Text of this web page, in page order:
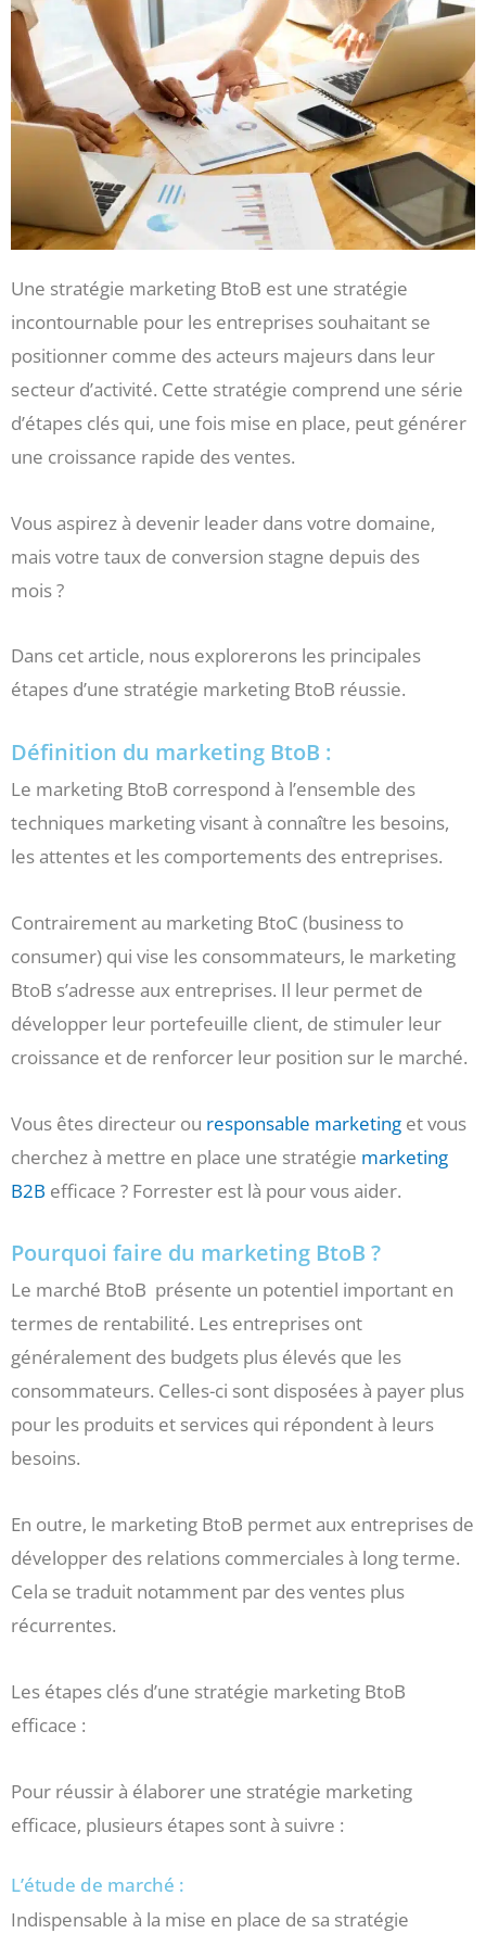
Une stratégie marketing BtoB est une stratégie
incontournable pour les entreprises souhaitant se
positionner comme des acteurs majeurs dans leur
secteur d’activité. Cette stratégie comprend une série
d’étapes clés qui, une fois mise en place, peut générer
une croissance rapide des ventes.
Vous aspirez à devenir leader dans votre domaine,
mais votre taux de conversion stagne depuis des
mois ?
Dans cet article, nous explorerons les principales
étapes d’une stratégie marketing BtoB réussie.
Définition du marketing BtoB :
Le marketing BtoB correspond à l’ensemble des
techniques marketing visant à connaître les besoins,
les attentes et les comportements des entreprises.
Contrairement au marketing BtoC (business to
consumer) qui vise les consommateurs, le marketing
BtoB s’adresse aux entreprises. Il leur permet de
développer leur portefeuille client, de stimuler leur
croissance et de renforcer leur position sur le marché.
Vous êtes directeur ou responsable marketing et vous
cherchez à mettre en place une stratégie marketing
B2B efficace ? Forrester est là pour vous aider.
Pourquoi faire du marketing BtoB ?
Le marché BtoB présente un potentiel important en
termes de rentabilité. Les entreprises ont
généralement des budgets plus élevés que les
consommateurs. Celles-ci sont disposées à payer plus
pour les produits et services qui répondent à leurs
besoins.
En outre, le marketing BtoB permet aux entreprises de
développer des relations commerciales à long terme.
Cela se traduit notamment par des ventes plus
récurrentes.
Les étapes clés d’une stratégie marketing BtoB
efficace :
Pour réussir à élaborer une stratégie marketing
efficace, plusieurs étapes sont à suivre :
L’étude de marché :
Indispensable à la mise en place de sa stratégie